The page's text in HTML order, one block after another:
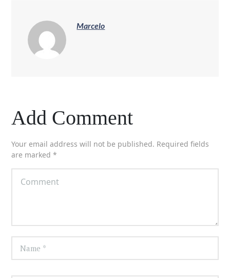
Marcelo
Add Comment
Your email address will not be published. Required fields
are marked *